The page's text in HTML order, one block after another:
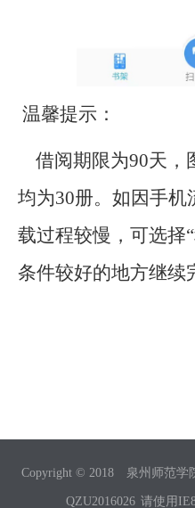
温馨提示：
借阅期限为90天，
均为30册。如因手
载过程较慢，可选择
条件较好的地方继续
Copyright © 2018 泉州师范
QZU2016026 请使用